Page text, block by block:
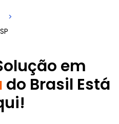
em
do Brasil Está